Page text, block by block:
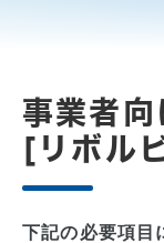
事業者向
[リボル
下記の必要項目